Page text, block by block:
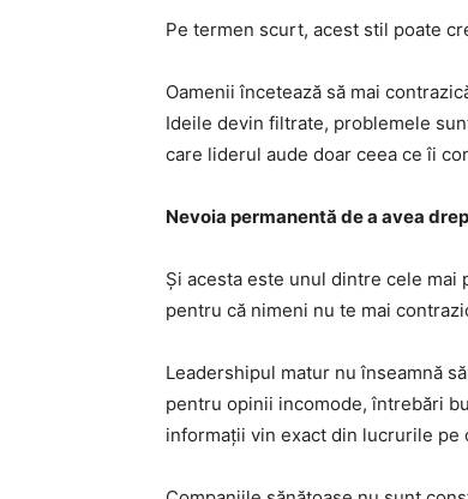
Pe termen scurt, acest stil poate
Oamenii încetează să mai
Ideile devin filtrate, problemele
care liderul aude doar ceea ce îi
Nevoia permanentă de a avea
Și acesta este unul dintre cele
pentru că nimeni nu te mai
Leadershipul matur nu înseamnă
pentru opinii incomode, întrebări
informații vin exact din lucrurile pe